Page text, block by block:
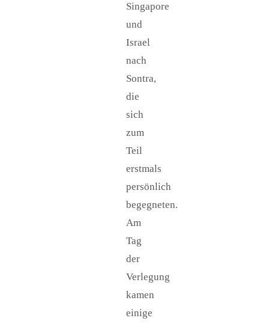
Singapore
und
Israel
nach
Sontra,
die
sich
zum
Teil
erstmals
persönlich
begegneten.
Am
Tag
der
Verlegung
kamen
einige